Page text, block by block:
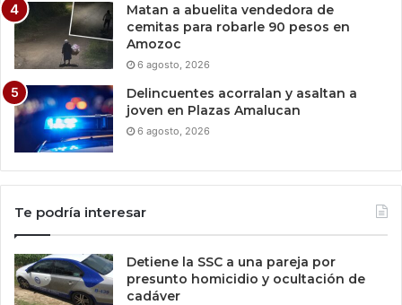
Matan a abuelita vendedora de
cemitas para robarle 90 pesos en
Amozoc
6 agosto, 2026
Delincuentes acorralan y asaltan a
joven en Plazas Amalucan
6 agosto, 2026
Te podría interesar
Detiene la SSC a una pareja por
presunto homicidio y ocultación de
cadáver